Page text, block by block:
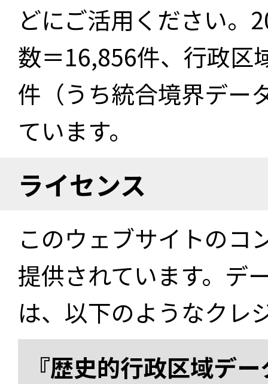
どにご活用ください。
数＝16,856件、行政区
件（うち統合境界デー
ています。
ライセンス
このウェブサイトのコ
提供されています。デ
は、以下のようなクレ
『歴史的行政区域デ